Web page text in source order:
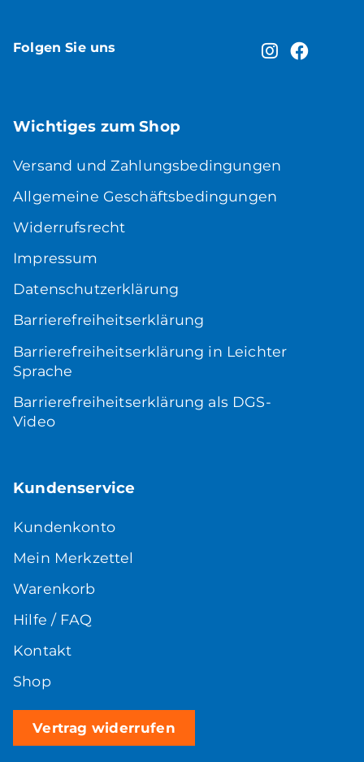
Folgen Sie uns
Wichtiges zum Shop
Versand und Zahlungsbedingungen
Allgemeine Geschäftsbedingungen
Widerrufsrecht
Impressum
Datenschutzerklärung
Barrierefreiheitserklärung
Barrierefreiheitserklärung in Leichter
Sprache
Barrierefreiheitserklärung als DGS-
Video
Kundenservice
Kundenkonto
Mein Merkzettel
Warenkorb
Hilfe / FAQ
Kontakt
Shop
Vertrag widerrufen